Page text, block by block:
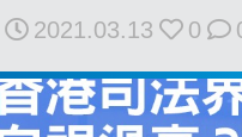
2021.03.13 0